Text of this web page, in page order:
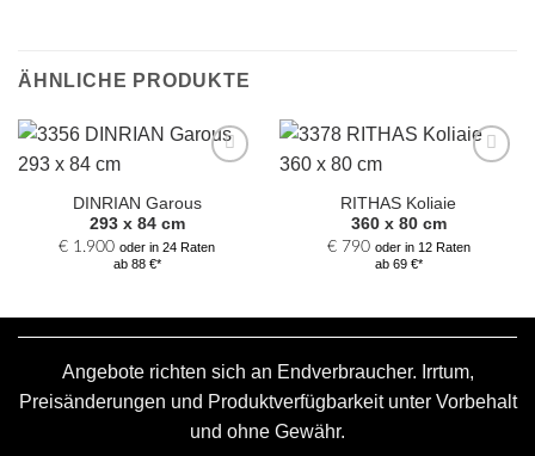
ÄHNLICHE PRODUKTE
hinzufügen
DINRIAN Garous
293 x 84 cm
€ 1.900 oder in 24 Raten
ab 88 €*
Auswahl
hinzufügen
RITHAS Koliaie
360 x 80 cm
€790 oder in 12 Raten
ab 69 €*
Angebote richten sich an Endverbraucher. Irrtum,
Preisänderungen und Produktverfügbarkeit unter Vorbehalt
und ohne Gewähr.